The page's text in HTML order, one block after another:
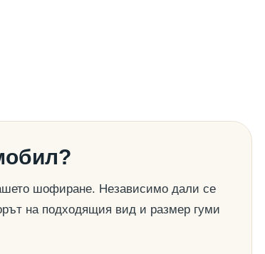
шофиране. Независимо дали се
на подходящия вид и размер гуми